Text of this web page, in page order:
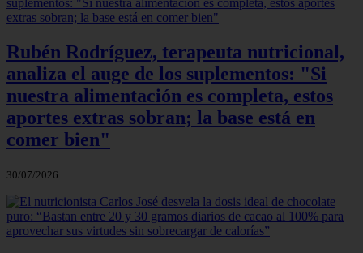
Rubén Rodríguez, terapeuta nutricional,
analiza el auge de los suplementos: "Si
nuestra alimentación es completa, estos
aportes extras sobran; la base está en
comer bien"
30/07/2026